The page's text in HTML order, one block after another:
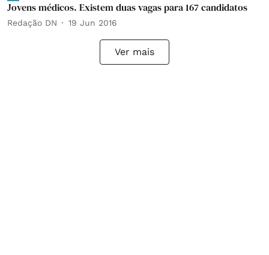
Jovens médicos. Existem duas vagas para 167 candidatos
Redação DN 19 Jun 2016
Ver mais